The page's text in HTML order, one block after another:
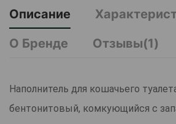
Описание
О Бренде
Отзывы(1)
Наполнитель для кошачьего
бентонитовый, комкующийся с